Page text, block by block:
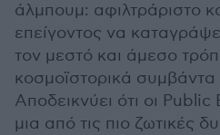
άλμπουμ: αφιλτράριστο
επείγοντος να
τον μεστό και άμεσο
κοσμοϊστορικά
Αποδεικνύει ότι οι
μια από τις πιο ζωτικές